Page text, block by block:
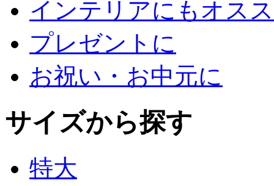
インテリアにもオス
プレゼントに
お祝い・お中元に
サイズから探す
特大